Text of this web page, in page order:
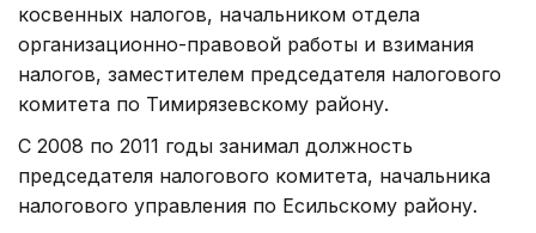
косвенных налогов, начальником отдела
организационно-правовой работы и взимания
налогов, заместителем председателя налогового
комитета по Тимирязевскому району.
С 2008 по 2011 годы занимал должность
председателя налогового комитета, начальника
налогового управления по Есильскому району.